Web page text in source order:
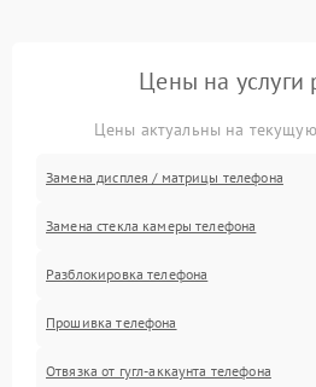
Цены на услуги
Цены актуальны на
Замена дисплея / матрицы телефона
Замена стекла камеры телефона
Разблокировка телефона
Прошивка телефона
Отвязка от гугл-аккаунта телефона